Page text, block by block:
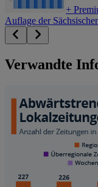
+
Auflage der
Verwandte